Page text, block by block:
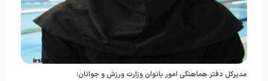
مدیركل دفتر هماهنگی امور بانوان وزارت ورزش و جوانان: